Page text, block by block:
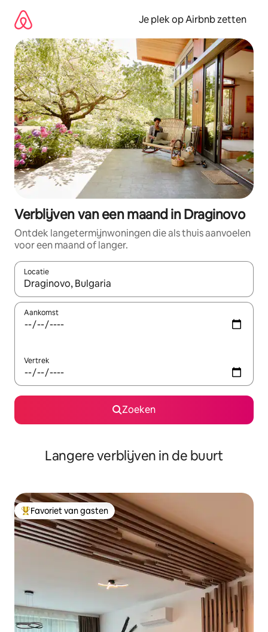
direct
naar
inhoud
Je plek op Airbnb zetten
Verblijven van een maand in Draginovo
Ontdek langetermijnwoningen die als thuis aanvoelen
voor een maand of langer.
Locatie
Wanneer er resultaten beschikbaar zijn, maak je een keuze
Aankomst
Vertrek
Zoeken
Langere verblijven in de buurt
Topfavoriet van gasten
Favoriet van gasten